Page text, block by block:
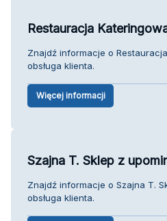
Restauracja
Znajdź informacje o
obsługa klienta.
Więcej informacji
Szajna T. Sklep z
Znajdź informacje o Szajna T.
obsługa klienta.